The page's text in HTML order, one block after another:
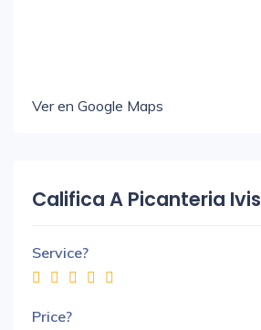
Ver en Google Maps
Califica A Picanteria Ivis
Service?
Price?